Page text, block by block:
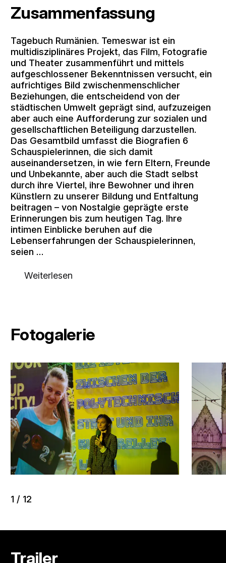
Zusammenfassung
Tagebuch Rumänien. Temeswar ist ein
multidisziplinäres Projekt, das Film, Fotografie
und Theater zusammenführt und mittels
aufgeschlossener Bekenntnissen versucht, ein
aufrichtiges Bild zwischenmenschlicher
Beziehungen, die entscheidend von der
städtischen Umwelt geprägt sind, aufzuzeigen
aber auch eine Aufforderung zur sozialen und
gesellschaftlichen Beteiligung darzustellen.
Das Gesamtbild umfasst die Biografien 6
Schauspielerinnen, die sich damit
auseinandersetzen, in wie fern Eltern, Freunde
und Unbekannte, aber auch die Stadt selbst
durch ihre Viertel, ihre Bewohner und ihren
Künstlern zu unserer Bildung und Entfaltung
beitragen – von Nostalgie geprägte erste
Erinnerungen bis zum heutigen Tag. Ihre
intimen Einblicke beruhen auf die
Lebenserfahrungen der Schauspielerinnen,
seien …
Weiterlesen
Fotogalerie
1 / 12
Trailer